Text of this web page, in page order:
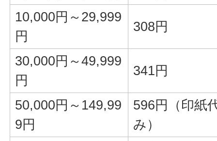
10,000円～29,999
円
308円
30,000円～49,999
円
341円
50,000円～149,99
9円
596円（印紙
み）